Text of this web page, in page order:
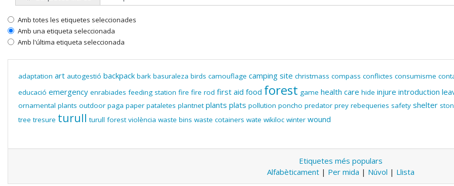
Amb totes les etiquetes seleccionades
Amb una etiqueta seleccionada
Amb l'última etiqueta seleccionada
adaptation art autogestió backpack bark basuraleza birds camouflage camping site christmass compass conflictes consumisme
educació emergency enrabiades feeding station fire fire rod first aid food forest game health care hide injure introduction
ornamental plants outdoor paga paper pataletes plantnet plants plats pollution poncho predator prey rebequeries safety shelter
tree tresure turull turull forest violència waste bins waste cotainers wate wikiloc winter wound
Etiquetes més populars
Alfabèticament| Per mida | Núvol | Llista